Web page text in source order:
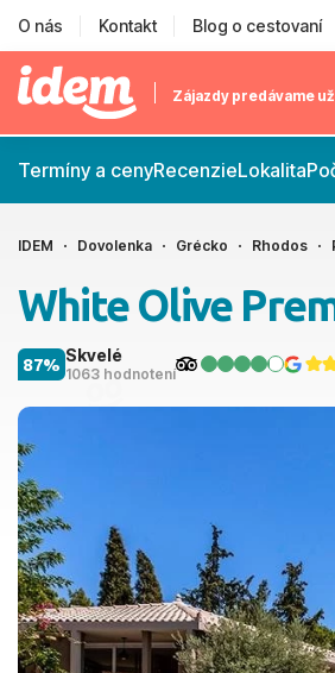
O nás Kontakt Blog o cestovaní
Zájazdy predávame už
Termíny a cenyRecenzieLokalita
IDEM Dovolenka Grécko Rhodos
White Olive
Skvelé
1063 hodnotení
87%